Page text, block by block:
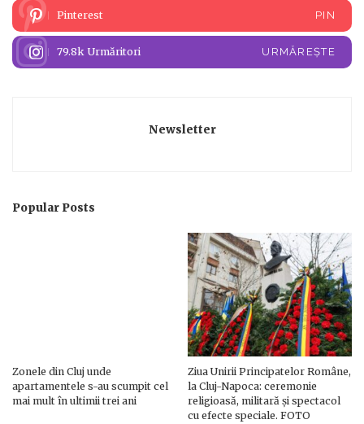
Pinterest PIN
79.8k Urmăritori URMĂREȘTE
Newsletter
Popular Posts
Zonele din Cluj unde
apartamentele s-au scumpit cel
mai mult în ultimii trei ani
Ziua Unirii Principatelor Române,
la Cluj-Napoca: ceremonie
religioasă, militară și spectacol
cu efecte speciale. FOTO